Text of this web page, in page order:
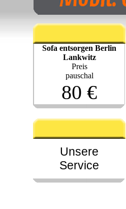
Sofa entsorgen Berlin
Lankwitz
Preis
pauschal
80 €
Unsere
Service